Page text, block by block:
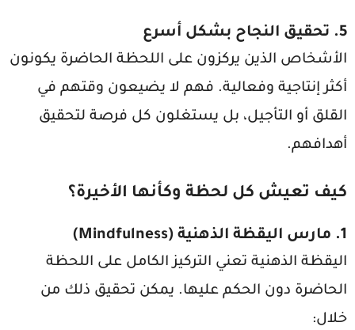
5. تحقيق النجاح بشكل أسرع
الأشخاص الذين يركزون على اللحظة الحاضرة يكونون
أكثر إنتاجية وفعالية. فهم لا يضيعون وقتهم في
القلق أو التأجيل، بل يستغلون كل فرصة لتحقيق
أهدافهم.
كيف تعيش كل لحظة وكأنها الأخيرة؟
1. مارس اليقظة الذهنية (Mindfulness)
اليقظة الذهنية تعني التركيز الكامل على اللحظة
الحاضرة دون الحكم عليها. يمكن تحقيق ذلك من
خلال: